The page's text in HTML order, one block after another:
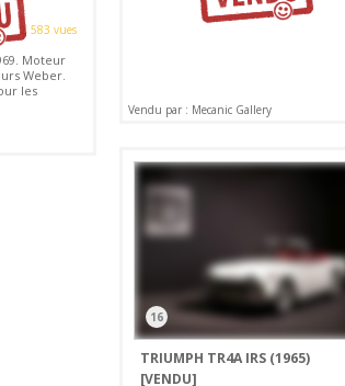
2 583 vues
Moteur
Weber.
les
Vendu par : Mecanic Gallery
16
TRIUMPH TR4A IRS (1965)
[VENDU]